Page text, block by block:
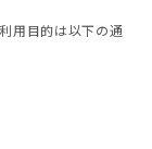
用目的は以下の通